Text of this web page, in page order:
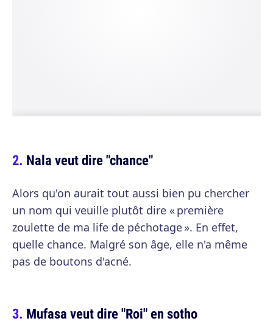
Nala veut dire "chance"
Alors qu'on aurait tout aussi bien pu chercher
un nom qui veuille plutôt dire « première
zoulette de ma life de péchotage ». En effet,
quelle chance. Malgré son âge, elle n'a même
pas de boutons d'acné.
Mufasa veut dire "Roi" en sotho